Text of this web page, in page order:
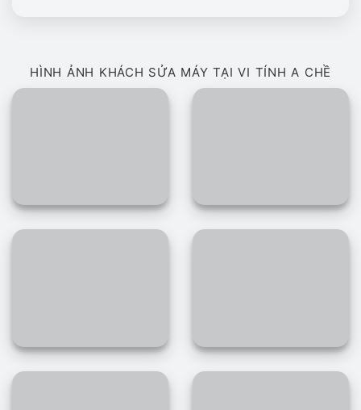
HÌNH ẢNH KHÁCH SỬA MÁY TẠI VI TÍNH A CHỀ